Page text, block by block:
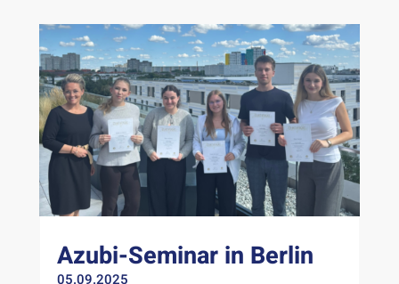
Azubi-Seminar in Berlin
05.09.2025